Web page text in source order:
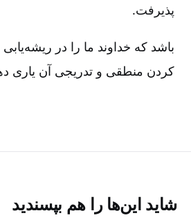
پذیرفت‌.
باشد که خداوند ما را در
کردن منطقی و تدریجی آن یاری
شاید این‌ها را هم بپسندید